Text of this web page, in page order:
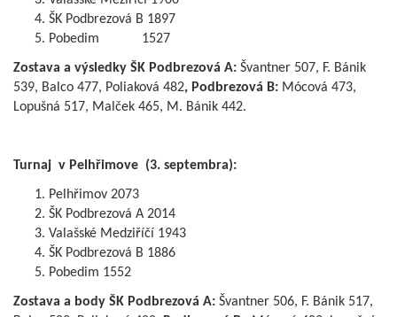
ŠK Podbrezová B 1897
Pobedim 1527
Zostava a výsledky ŠK Podbrezová A: Švantner 507, F. Bánik
539, Balco 477, Poliaková 482, Podbrezová B: Mócová 473,
Lopušná 517, Malček 465, M. Bánik 442.
Turnaj v Pelhřimove (3. septembra):
Pelhřimov 2073
ŠK Podbrezová A 2014
Valašské Medziříčí 1943
ŠK Podbrezová B 1886
Pobedim 1552
Zostava a body ŠK Podbrezová A: Švantner 506, F. Bánik 517,